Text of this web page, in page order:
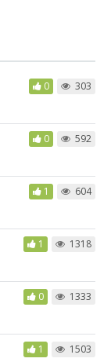
0 303
0 592
1 604
1 1318
0 1333
1 1503